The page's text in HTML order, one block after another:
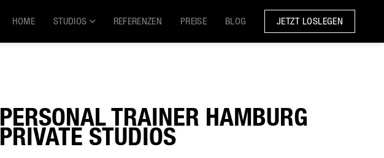
HOME STUDIOS REFERENZEN PREISE BLOG JETZT LOSLEGEN
PERSONAL TRAINER HAMBURG
PRIVATE STUDIOS